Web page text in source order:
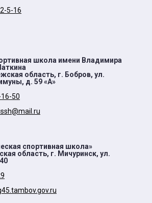
5-16
школа имени Владимира
область, г. Бобров, ул.
д. 59 «А»
50
спортивная школа»
область, г. Мичуринск, ул.